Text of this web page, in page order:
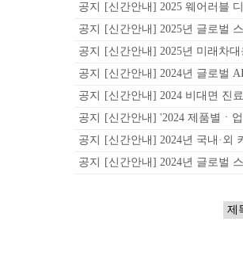
공지
[신간안내] 2025 웨어러블
공지
[신간안내] 2025년 글로벌
공지
[신간안내] 2025년 미래차
공지
[신간안내] 2024년 글로벌
공지
[신간안내] 2024 비대면 진
공지
[신간안내] '2024 제품별ㆍ
공지
[신간안내] 2024년 국내·외
공지
[신간안내] 2024년 글로벌